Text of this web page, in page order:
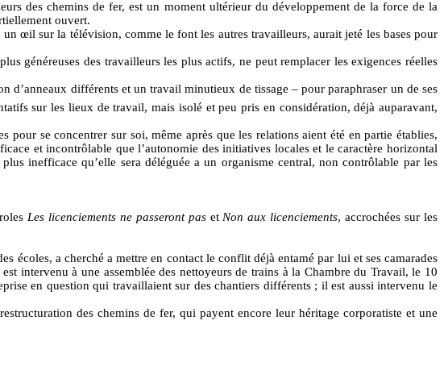
des chemins de fer, est un moment ultérieur du développement de la force de la
ouvert.
œil sur la télévision, comme le font les autres travailleurs, aurait jeté les bases pour
généreuses des travailleurs les plus actifs, ne peut remplacer les exigences réelles
d’anneaux différents et un travail minutieux de tissage – pour paraphraser un de ses
sur les lieux de travail, mais isolé et peu pris en considération, déjà auparavant,
pour se concentrer sur soi, même après que les relations aient été en partie établies,
et incontrôlable que l’autonomie des initiatives locales et le caractère horizontal
plus inefficace qu’elle sera déléguée a un organisme central, non contrôlable par les
Les licenciements ne passeront pasetNon aux licenciements, accrochées sur les
écoles, a cherché a mettre en contact le conflit déjà entamé par lui et ses camarades
intervenu à une assemblée des nettoyeurs de trains à la Chambre du Travail, le 10
en question qui travaillaient sur des chantiers différents ; il est aussi intervenu le
des chemins de fer, qui payent encore leur héritage corporatiste et une